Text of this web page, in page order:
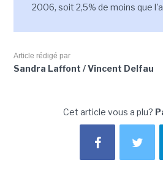
2006, soit 2,5% de moins que
Article rédigé par
Sandra Laffont / Vincent Delfau
Cet article vous a plu?